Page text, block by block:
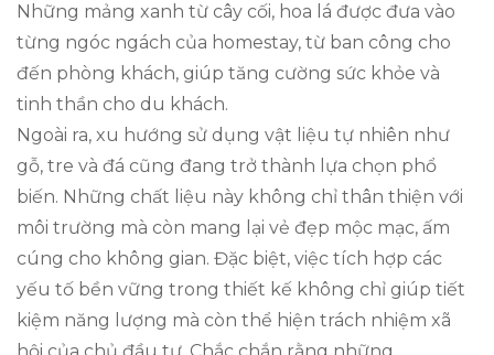
Những mảng xanh từ cây cối, hoa lá được đưa vào
từng ngóc ngách của homestay, từ ban công cho
đến phòng khách, giúp tăng cường sức khỏe và
tinh thần cho du khách.
Ngoài ra, xu hướng sử dụng vật liệu tự nhiên như
gỗ, tre và đá cũng đang trở thành lựa chọn phổ
biến. Những chất liệu này không chỉ thân thiện với
môi trường mà còn mang lại vẻ đẹp mộc mạc, ấm
cúng cho không gian. Đặc biệt, việc tích hợp các
yếu tố bền vững trong thiết kế không chỉ giúp tiết
kiệm năng lượng mà còn thể hiện trách nhiệm xã